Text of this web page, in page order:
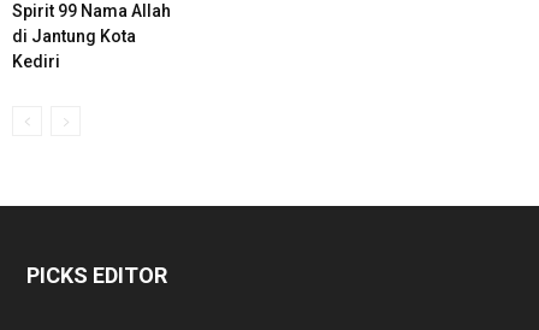
Spirit 99 Nama Allah
di Jantung Kota
Kediri
PICKS EDITOR